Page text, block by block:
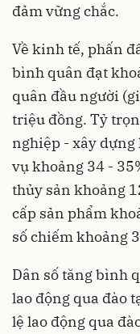
đảm vững chắc.
Về kinh tế, phấn
bình quân đạt
quân đầu người
triệu đồng. Tỷ
nghiệp - xây dựng
vụ khoảng 34 -
thủy sản khoảng
cấp sản phẩm
số chiếm khoảng
Dân số tăng bình
lao động qua đào
lệ lao động qua